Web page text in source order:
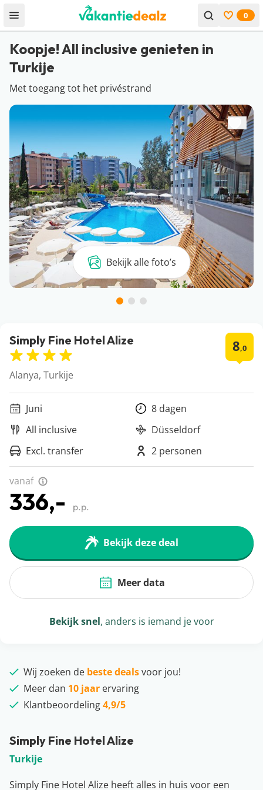
Open menu Bekijk
0
Koopje! All inclusive genieten in
Turkije
Met toegang tot het privéstrand
Bekijk alle foto’s
Simply Fine Hotel Alize
Turkije
Simply Fine Hotel Alize heeft alles in huis voor een
Simply Fine Hotel Alize 8,0
Alanya, Turkije
Juni
8 dagen
All inclusive
Düsseldorf
Excl. transfer
2 personen
vanaf
336,- p.p.
Bekijk deze deal
Meer data
Bekijk snel, anders is iemand je voor
Wij zoeken de beste dealsvoor jou!
Meer dan 10 jaar ervaring
Klantbeoordeling4,9/5